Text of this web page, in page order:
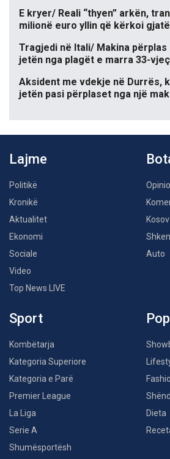
E kryer/ Reali “thyen” arkën,
milionë euro yllin që kërkoi
Tragjedi në Itali/ Makina
jetën nga plagët e marra 33-
Aksident me vdekje në Durrës,
jetën pasi përplaset nga një
Lajme
Politikë
Kronikë
Aktualitet
Ekonomi
Sociale
Video
Top News LIVE
Auto
Sport
Kombëtarja
Kategoria Superiore
Kategoria e Parë
Premier League
La Liga
Serie A
Shumësportësh
Dieta